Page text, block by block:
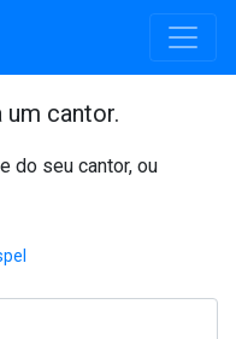
um cantor.
do seu cantor, ou